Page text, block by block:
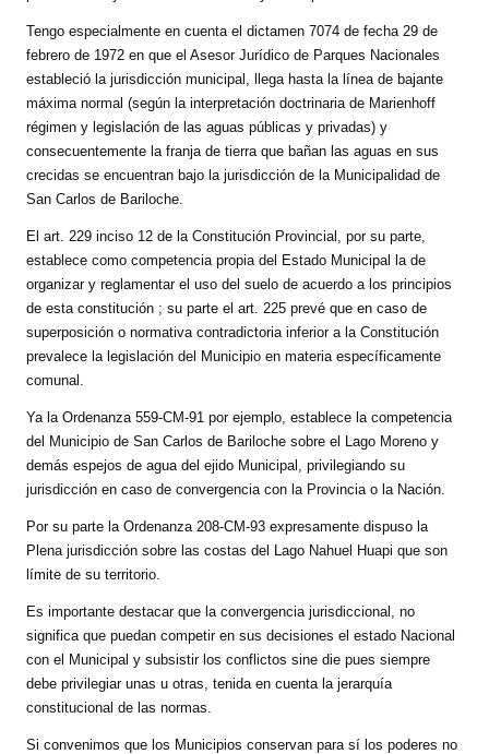
Huéspedes de Honor - Registro
Antiguos Pobladores - Registro
Reconocimientos - Registro
Bariloche, Municipio intercultural
Entrega de distinciones
REFORMA DE LA CARTA ORGÁNICA
Tengo especialmente en cuenta el dictamen 7074 de fecha 29 de
febrero de 1972 en que el Asesor Jurídico de Parques Nacionales
estableció la jurisdicción municipal, llega hasta la línea de bajante
máxima normal (según la interpretación doctrinaria de Marienhoff
régimen y legislación de las aguas públicas y privadas) y
consecuentemente la franja de tierra que bañan las aguas en sus
crecidas se encuentran bajo la jurisdicción de la Municipalidad de
San Carlos de Bariloche.
El art. 229 inciso 12 de la Constitución Provincial, por su parte,
establece como competencia propia del Estado Municipal la de
organizar y reglamentar el uso del suelo de acuerdo a los principios
de esta constitución ; su parte el art. 225 prevé que en caso de
superposición o normativa contradictoria inferior a la Constitución
prevalece la legislación del Municipio en materia específicamente
comunal.
Ya la Ordenanza 559-CM-91 por ejemplo, establece la competencia
del Municipio de San Carlos de Bariloche sobre el Lago Moreno y
demás espejos de agua del ejido Municipal, privilegiando su
jurisdicción en caso de convergencia con la Provincia o la Nación.
Por su parte la Ordenanza 208-CM-93 expresamente dispuso la
Plena jurisdicción sobre las costas del Lago Nahuel Huapi que son
límite de su territorio.
Es importante destacar que la convergencia jurisdiccional, no
significa que puedan competir en sus decisiones el estado Nacional
con el Municipal y subsistir los conflictos sine die pues siempre
debe privilegiar unas u otras, tenida en cuenta la jerarquía
constitucional de las normas.
Si convenimos que los Municipios conservan para sí los poderes no